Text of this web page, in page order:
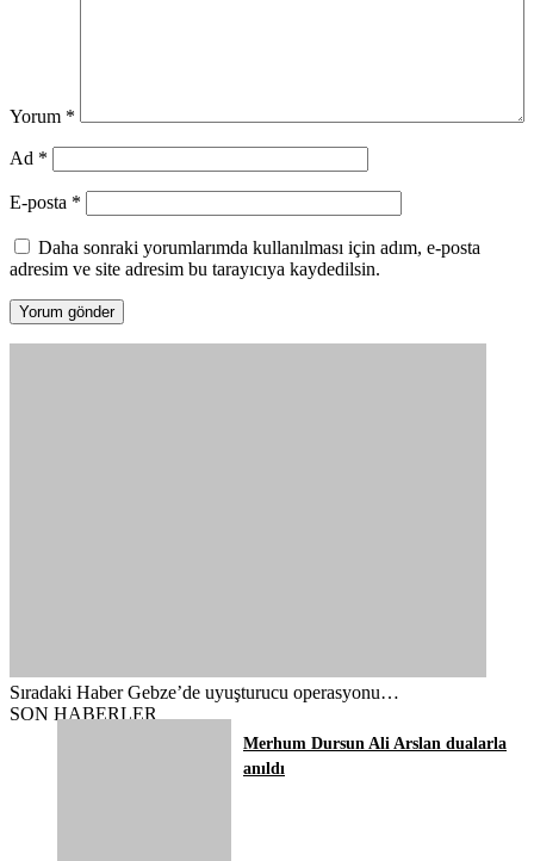
Yorum *
Ad *
E-posta *
Daha sonraki yorumlarımda kullanılması için adım, e-posta
adresim ve site adresim bu tarayıcıya kaydedilsin.
Sıradaki Haber Gebze’de uyuşturucu operasyonu…
SON HABERLER
Merhum Dursun Ali Arslan dualarla
anıldı